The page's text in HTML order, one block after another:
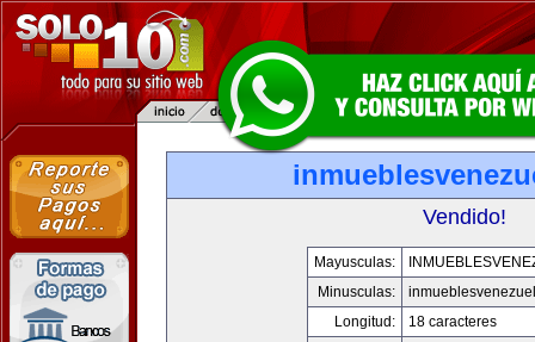
Vendido!
Mayusculas:
Minusculas:
Longitud:
18 caracteres